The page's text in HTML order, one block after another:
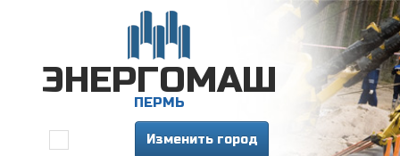
ЭНЕРГОМАШ
ПЕРМЬ
Изменить город